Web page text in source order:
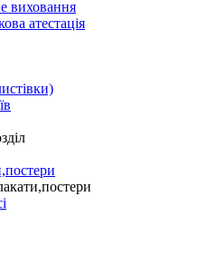
виховання
атестація